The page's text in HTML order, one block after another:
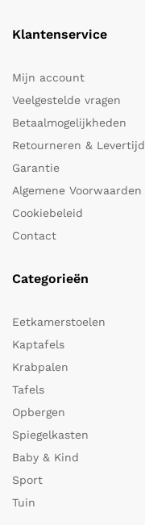
Klantenservice
Mijn account
Veelgestelde vragen
Betaalmogelijkheden
Retourneren & Levertijd
Garantie
Algemene Voorwaarden
Cookiebeleid
Contact
Categorieën
Eetkamerstoelen
Kaptafels
Krabpalen
Tafels
Opbergen
Spiegelkasten
Baby & Kind
Sport
Tuin